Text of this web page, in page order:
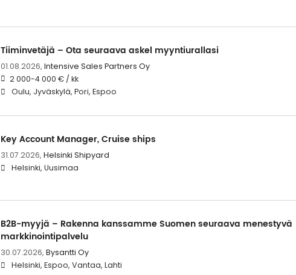
Tiiminvetäjä – Ota seuraava askel myyntiurallasi
01.08.2026, Intensive Sales Partners Oy
2 000-4 000 € / kk
Oulu, Jyväskylä, Pori, Espoo
Key Account Manager, Cruise ships
31.07.2026, Helsinki Shipyard
Helsinki, Uusimaa
B2B-myyjä – Rakenna kanssamme Suomen seuraava menestyvä
markkinointipalvelu
30.07.2026, Bysantti Oy
Helsinki, Espoo, Vantaa, Lahti